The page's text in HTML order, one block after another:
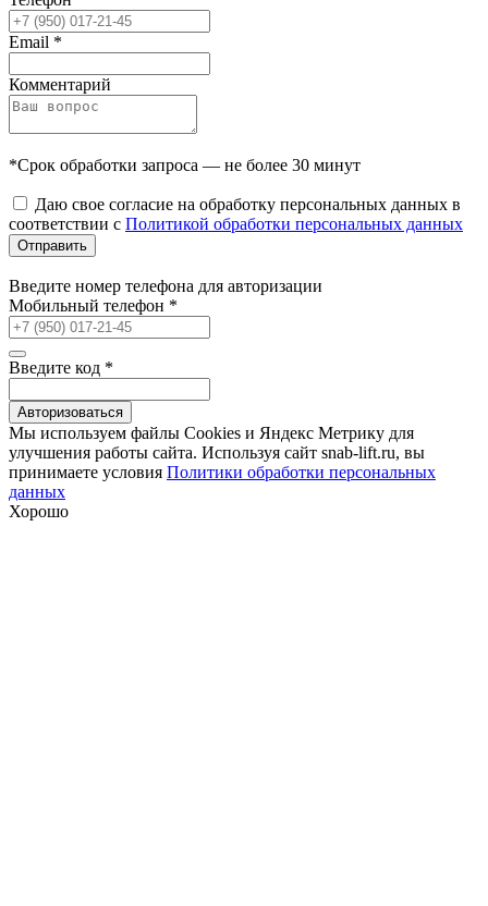
Email *
Комментарий
*Срок обработки запроса — не более 30 минут
Даю свое согласие на обработку персональных данных в
соответствии с Политикой обработки персональных данных
Отправить
Введите номер телефона для авторизации
Мобильный телефон *
Введите код *
Авторизоваться
Мы используем файлы Сookies и Яндекс Метрику для
улучшения работы сайта. Используя сайт snab-lift.ru, вы
принимаете условия Политики обработки персональных
данных
Хорошо